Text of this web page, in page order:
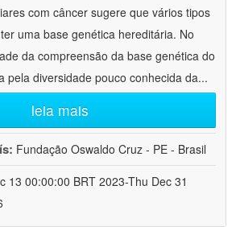
com câncer sugere que vários tipos
uma base genética hereditária. No
da compreensão da base genética do
pela diversidade pouco conhecida da...
leia mais
Fundação Oswaldo Cruz - PE - Brasil
13 00:00:00 BRT 2023-Thu Dec 31